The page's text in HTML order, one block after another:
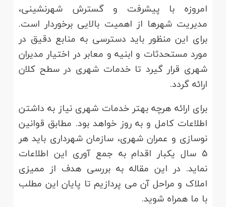
امروزه با پیشرفت و گسترش شهرنشینی،
مدیریت شهرها از اهمیت بالایی برخوردار است.
برای این منظور باید دسترسی به منابع دقیق در
مورد مستحدثات و ابنیه و معابر در اختیار مدیران
شهری قرار گیرد تا خدمات شهری در سطح کلان
ارائه گردد.
برای ارائه هرچه بهتر خدمات شهری نیاز به داشتن
اطلاعات کامل و به روز خواهد بود. مطابق قوانین
نوسازی و عمران شهری، سازمان شهرداری باید هر
5 سال یکبار اقدام به جمع آوری این اطلاعات
نماید. در این مقاله به بررسی هدف از ممیزی
املاک و مراحل آن می پردازیم تا پایان این مطلب
با ما همراه شوید.